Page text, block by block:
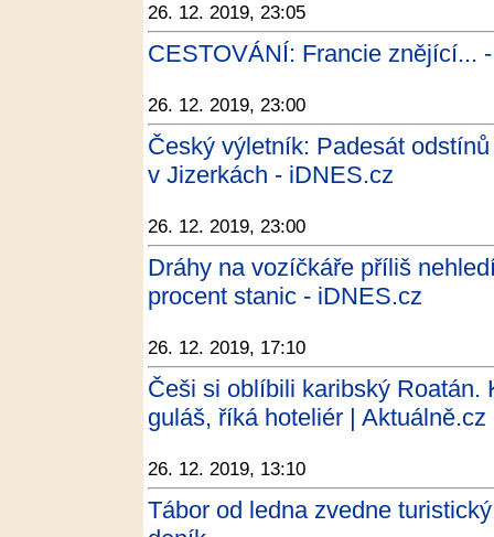
26. 12. 2019, 23:05
CESTOVÁNÍ: Francie znějící...
26. 12. 2019, 23:00
Český výletník: Padesát
v Jizerkách - iDNES.cz
26. 12. 2019, 23:00
Dráhy na vozíčkáře příliš
procent stanic - iDNES.cz
26. 12. 2019, 17:10
Češi si oblíbili karibský Roatán.
guláš, říká hoteliér | Aktuálně.cz
26. 12. 2019, 13:10
Tábor od ledna zvedne